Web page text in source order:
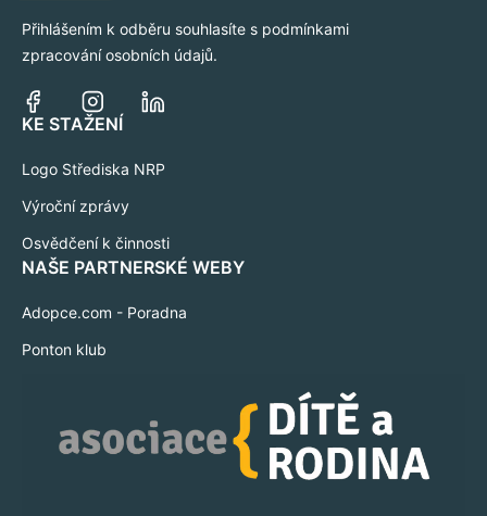
Přihlášením k odběru souhlasíte s podmínkami
zpracování osobních údajů.
KE STAŽENÍ
Logo Střediska NRP
Výroční zprávy
Osvědčení k činnosti
NAŠE PARTNERSKÉ WEBY
Adopce.com - Poradna
Ponton klub